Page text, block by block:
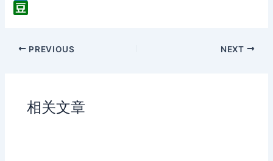
C
W
Q
n
PREVIOUS NEXT
相关文章